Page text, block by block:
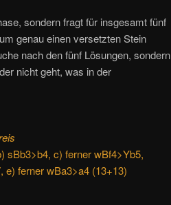
sondern fragt für insgesamt fünf
genau einen versetzten Stein
nach den fünf Lösungen, sondern
nicht geht, was in der
sBb3>b4, c) ferner wBf4>Yb5,
e) ferner wBa3>a4 (13+13)